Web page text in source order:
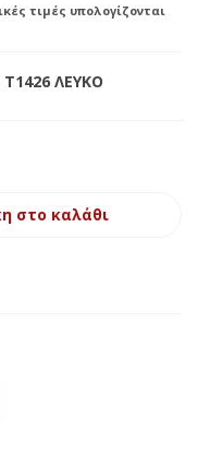
τιμές υπολογίζονται
ΛΕΥΚΟ
στο καλάθι